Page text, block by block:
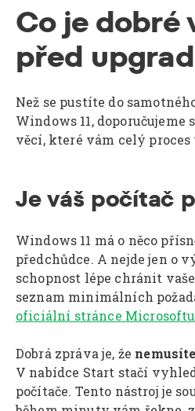
Co je dobré
před
Než se pustíte do
Windows 11,
věcí, které vám celý
Je váš počítač
Windows 11 má o něco
předchůdce. A nejde jen o
schopnost lépe chránit
seznam minimálních
oficiální stránce Microsoftu
Dobrá zpráva je, že
V nabídce Start stačí
počítače. Tento nástroj je